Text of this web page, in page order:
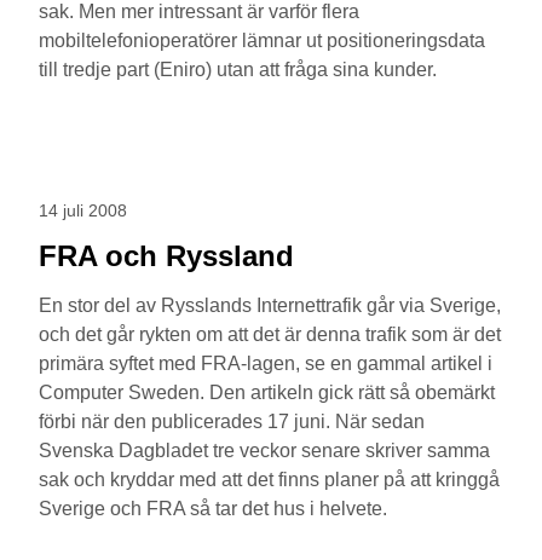
sak. Men mer intressant är varför flera
mobiltelefonioperatörer lämnar ut positioneringsdata
till tredje part (Eniro) utan att fråga sina kunder.
14 juli 2008
FRA och Ryssland
En stor del av Rysslands Internettrafik går via Sverige,
och det går rykten om att det är denna trafik som är det
primära syftet med FRA-lagen, se en gammal artikel i
Computer Sweden. Den artikeln gick rätt så obemärkt
förbi när den publicerades 17 juni. När sedan
Svenska Dagbladet tre veckor senare skriver samma
sak och kryddar med att det finns planer på att kringgå
Sverige och FRA så tar det hus i helvete.